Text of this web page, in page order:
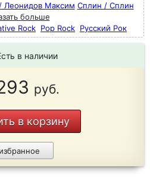
Леонидов Максим Сплин / Сплин
больше
Rock Pop Rock Русский Рок
в наличии
руб.
в корзину